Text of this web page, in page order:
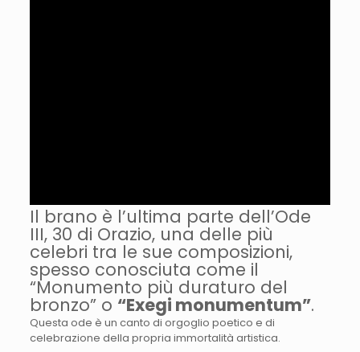
Il brano è l’ultima parte dell’Ode
III, 30 di Orazio, una delle più
celebri tra le sue composizioni,
spesso conosciuta come il
“Monumento più duraturo del
bronzo” o “Exegi monumentum”.
Questa ode è un canto di orgoglio poetico e di
celebrazione della propria immortalità artistica.